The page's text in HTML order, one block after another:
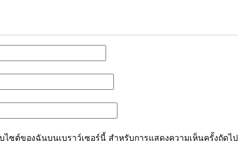
ไซต์ของฉันบนเบราว์เซอร์นี้ สำหรับการแสดงความเห็นครั้งถัดไป